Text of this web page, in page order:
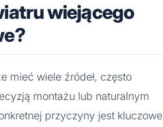
wiejącego
mieć wiele źródeł, często
montażu lub naturalnym
przyczyny jest kluczowe